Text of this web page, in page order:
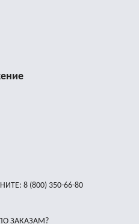
8 (800) 350-66-80
ЗАКАЗАМ?